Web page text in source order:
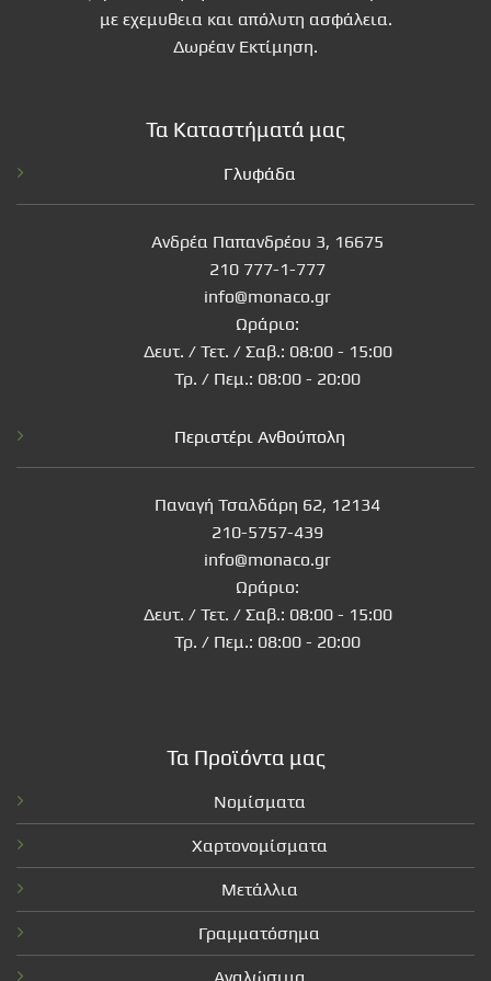
με εχεμυθεια και απόλυτη ασφάλεια.
Δωρέαν Εκτίμηση.
Τα Καταστήματά μας
Γλυφάδα
Ανδρέα Παπανδρέου 3, 16675
210 777-1-777
info@monaco.gr
Ωράριο:
Δευτ. / Τετ. / Σαβ.: 08:00 - 15:00
Τρ. / Πεμ.: 08:00 - 20:00
Περιστέρι Ανθούπολη
Παναγή Τσαλδάρη 62, 12134
210-5757-439
info@monaco.gr
Ωράριο:
Δευτ. / Τετ. / Σαβ.: 08:00 - 15:00
Τρ. / Πεμ.: 08:00 - 20:00
Τα Προϊόντα μας
Νομίσματα
Χαρτονομίσματα
Μετάλλια
Γραμματόσημα